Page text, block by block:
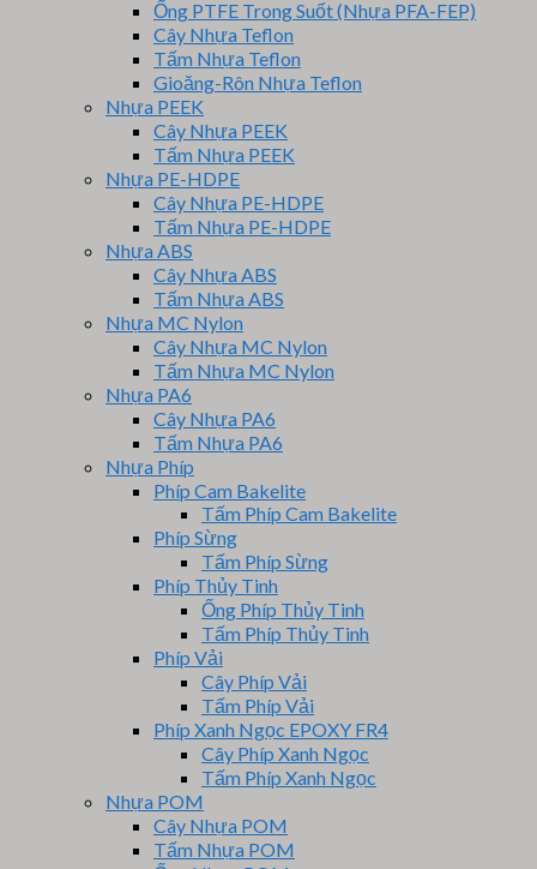
Ống PTFE Trong Suốt (Nhựa PFA-FEP)
Cây Nhựa Teflon
Tấm Nhựa Teflon
Gioăng-Rôn Nhựa Teflon
Nhựa PEEK
Cây Nhựa PEEK
Tấm Nhựa PEEK
Nhựa PE-HDPE
Cây Nhựa PE-HDPE
Tấm Nhựa PE-HDPE
Nhựa ABS
Cây Nhựa ABS
Tấm Nhựa ABS
Nhựa MC Nylon
Cây Nhựa MC Nylon
Tấm Nhựa MC Nylon
Nhựa PA6
Cây Nhựa PA6
Tấm Nhựa PA6
Nhựa Phíp
Phíp Cam Bakelite
Tấm Phíp Cam Bakelite
Phíp Sừng
Tấm Phíp Sừng
Phíp Thủy Tinh
Ống Phíp Thủy Tinh
Tấm Phíp Thủy Tinh
Phíp Vải
Cây Phíp Vải
Tấm Phíp Vải
Phíp Xanh Ngọc EPOXY FR4
Cây Phíp Xanh Ngọc
Tấm Phíp Xanh Ngọc
Nhựa POM
Cây Nhựa POM
Tấm Nhựa POM